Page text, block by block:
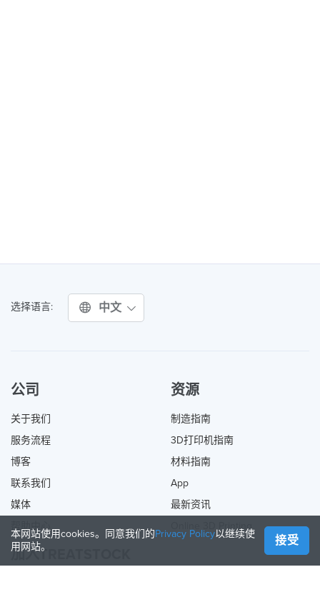
选择语言: 中文
公司
关于我们
服务流程
博客
联系我们
媒体
帮助中心
资源
制造指南
3D打印机指南
材料指南
App
最新资讯
Online 3D Printing
加入TREATSTOCK
本网站使用cookies。同意我们的Privacy Policy以继续使
用网站。
接受